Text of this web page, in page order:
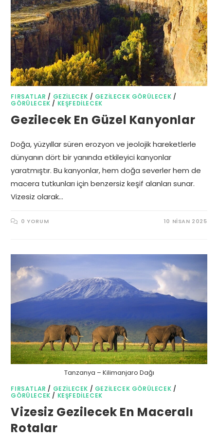
FIRSATLAR / GEZILECEK / GEZILECEK GÖRÜLECEK /
GÖRÜLECEK / KEŞFEDILECEK
Gezilecek En Güzel Kanyonlar
Doğa, yüzyıllar süren erozyon ve jeolojik hareketlerle
dünyanın dört bir yanında etkileyici kanyonlar
yaratmıştır. Bu kanyonlar, hem doğa severler hem de
macera tutkunları için benzersiz keşif alanları sunar.
Vizesiz olarak…
0 YORUM 10 NISAN 2025
Tanzanya – Kilimanjaro Dağı
FIRSATLAR / GEZILECEK / GEZILECEK GÖRÜLECEK /
GÖRÜLECEK / KEŞFEDILECEK
Vizesiz Gezilecek En Maceralı
Rotalar